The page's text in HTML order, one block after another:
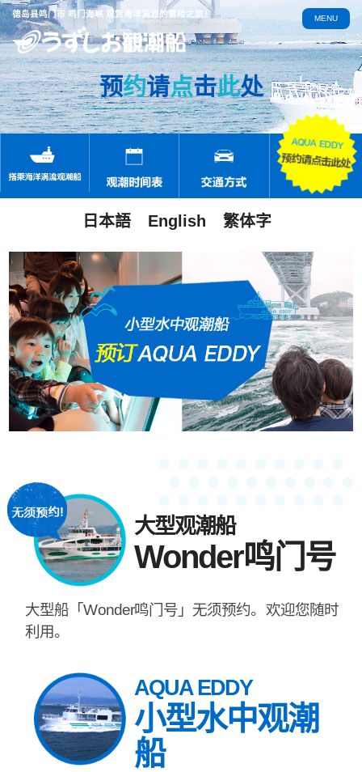
德岛县鸣门市 鸣门海峡 观赏海洋涡流的冒险之旅！
日本語 English 繁体字
MENU
预约请点击此处
大型观潮船
Wonder鸣门号
大型船「Wonder鸣门号」无须预约。欢迎您随时
利用。
AQUA EDDY
小型水中观潮
船